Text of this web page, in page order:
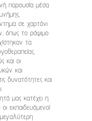
παρουσία μέσα
σε χαρτόνι
όπως το ράψιμο
τα
και οι
και
δυνατότητες και
μας κατέχει η
εκπαιδευόμενοί